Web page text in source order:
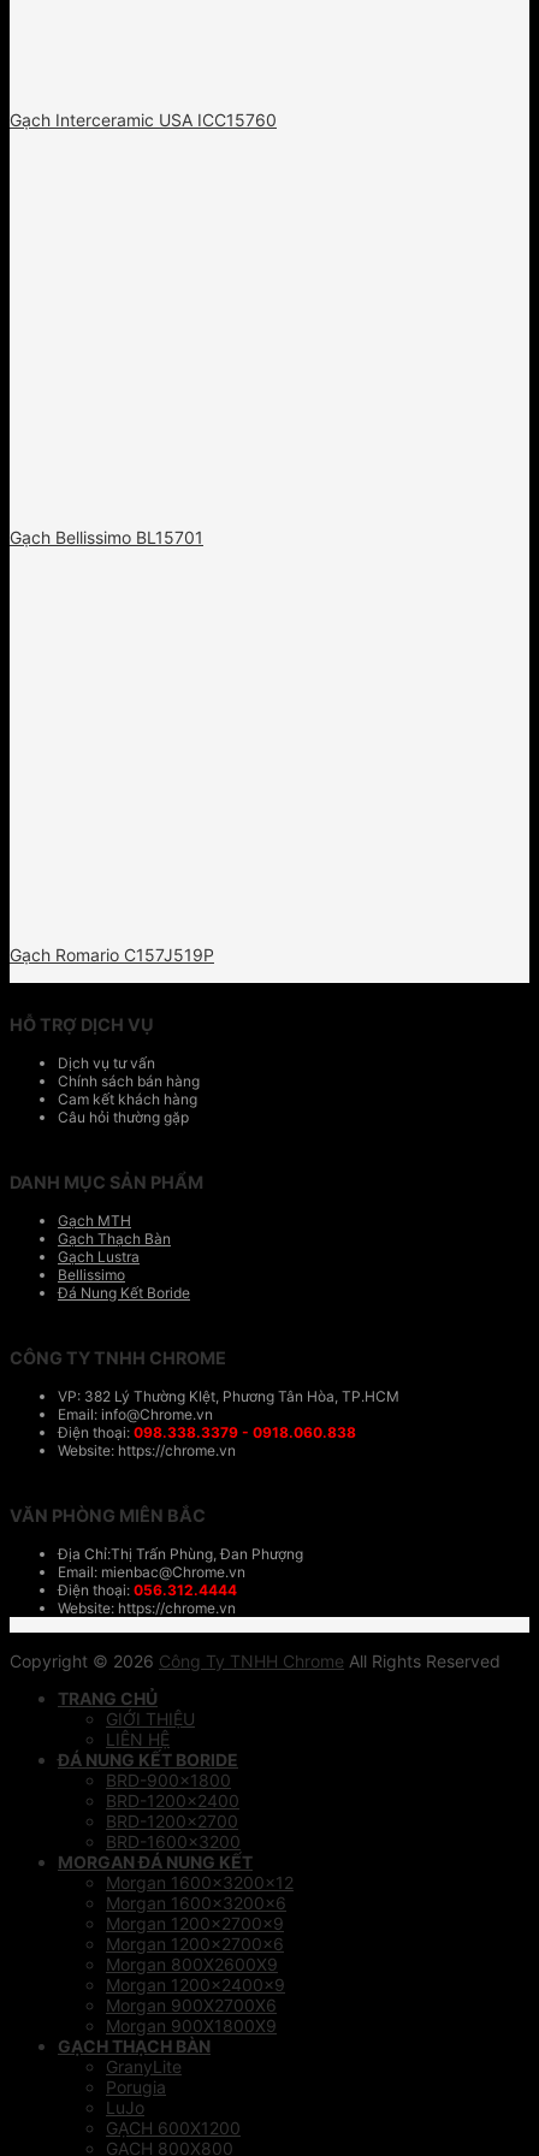
Gạch Interceramic USA ICC15760
Gạch Bellissimo BL15701
Gạch Romario C157J519P
HỖ TRỢ DỊCH VỤ
Dịch vụ tư vấn
Chính sách bán hàng
Cam kết khách hàng
Câu hỏi thường gặp
DANH MỤC SẢN PHẨM
Gạch MTH
Gạch Thạch Bàn
Gạch Lustra
Bellissimo
Đá Nung Kết Boride
CÔNG TY TNHH CHROME
VP: 382 Lý Thường KIệt, Phương Tân Hòa, TP.HCM
Email: info@Chrome.vn
Điện thoại: 098.338.3379 - 0918.060.838
Website: https://chrome.vn
VĂN PHÒNG MIÊN BẮC
Địa Chỉ:Thị Trấn Phùng, Đan Phượng
Email: mienbac@Chrome.vn
Điện thoại: 056.312.4444
Website: https://chrome.vn
Copyright © 2026 Công Ty TNHH Chrome All Rights Reserved
TRANG CHỦ
GIỚI THIỆU
LIÊN HỆ
ĐÁ NUNG KẾT BORIDE
BRD-900×1800
BRD-1200×2400
BRD-1200×2700
BRD-1600×3200
MORGAN ĐÁ NUNG KẾT
Morgan 1600x3200x12
Morgan 1600x3200x6
Morgan 1200x2700x9
Morgan 1200x2700x6
Morgan 800X2600X9
Morgan 1200x2400x9
Morgan 900X2700X6
Morgan 900X1800X9
GẠCH THẠCH BÀN
GranyLite
Porugia
LuJo
GẠCH 600X1200
GẠCH 800X800